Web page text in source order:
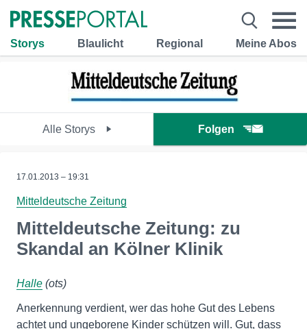
Storys Blaulicht Regional Meine Abos
Alle Storys Folgen
17.01.2013 – 19:31
Mitteldeutsche Zeitung
Mitteldeutsche Zeitung: zu
Skandal an Kölner Klinik
Halle (ots)
Anerkennung verdient, wer das hohe Gut des Lebens
achtet und ungeborene Kinder schützen will. Gut, dass